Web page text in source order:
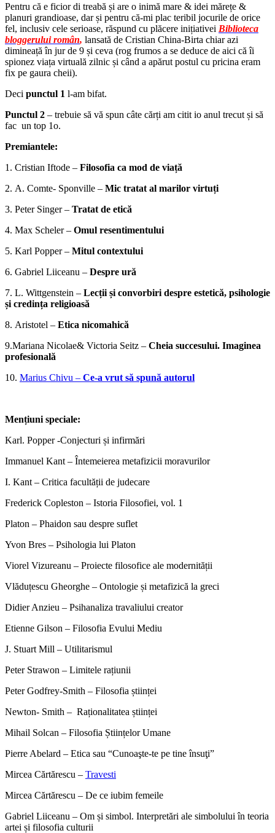
Pentru că e ficior di treabă și are o inimă mare & idei mărețe &
planuri grandioase, dar și pentru că-mi plac teribil jocurile de orice
fel, inclusiv cele serioase, răspund cu plăcere inițiativei Biblioteca
bloggerului român, lansată de Cristian China-Birta chiar azi
dimineață în jur de 9 și ceva (rog frumos a se deduce de aici că îi
spionez viața virtuală zilnic și când a apărut postul cu pricina eram
fix pe gaura cheii).
Deci punctul 1 l-am bifat.
Punctul 2 – trebuie să vă spun câte cărți am citit io anul trecut și să
fac un top 1o.
Premiantele:
1. Cristian Iftode – Filosofia ca mod de viață
2. A. Comte- Sponville – Mic tratat al marilor virtuți
3. Peter Singer – Tratat de etică
4. Max Scheler – Omul resentimentului
5. Karl Popper – Mitul contextului
6. Gabriel Liiceanu – Despre ură
7. L. Wittgenstein – Lecții și convorbiri despre estetică, psihologie
și credința religioasă
8. Aristotel – Etica nicomahică
9.Mariana Nicolae& Victoria Seitz – Cheia succesului. Imaginea
profesională
10. Marius Chivu – Ce-a vrut să spună autorul
Mențiuni speciale:
Karl. Popper -Conjecturi și infirmări
Immanuel Kant – Întemeierea metafizicii moravurilor
I. Kant – Critica facultății de judecare
Frederick Copleston – Istoria Filosofiei, vol. 1
Platon – Phaidon sau despre suflet
Yvon Bres – Psihologia lui Platon
Viorel Vizureanu – Proiecte filosofice ale modernității
Vlăduțescu Gheorghe – Ontologie și metafizică la greci
Didier Anzieu – Psihanaliza travaliului creator
Etienne Gilson – Filosofia Evului Mediu
J. Stuart Mill – Utilitarismul
Peter Strawon – Limitele rațiunii
Peter Godfrey-Smith – Filosofia științei
Newton- Smith – Raționalitatea științei
Mihail Solcan – Filosofia Științelor Umane
Pierre Abelard – Etica sau “Cunoaşte-te pe tine însuţi”
Mircea Cărtărescu – Travesti
Mircea Cărtărescu – De ce iubim femeile
Gabriel Liiceanu – Om și simbol. Interpretări ale simbolului în teoria
artei și filosofia culturii